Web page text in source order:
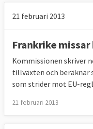
21 februari 2013
Frankrike
Kommissionen skriver
tillväxten och
som strider mot EU-
21 februari 2013